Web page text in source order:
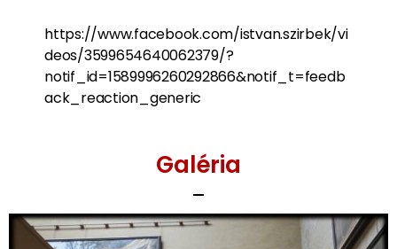
https://www.facebook.com/istvan.szirbek/vi
deos/3599654640062379/?
notif_id=1589996260292866&notif_t=feedb
ack_reaction_generic
Galéria